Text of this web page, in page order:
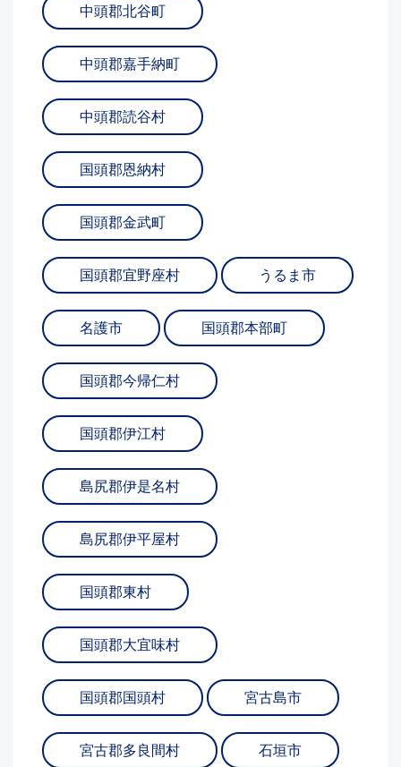
中頭郡北谷町
中頭郡嘉手納町
中頭郡読谷村
国頭郡恩納村
国頭郡金武町
国頭郡宜野座村 うるま市
名護市 国頭郡本部町
国頭郡今帰仁村
国頭郡伊江村
島尻郡伊是名村
島尻郡伊平屋村
国頭郡東村
国頭郡大宜味村
国頭郡国頭村 宮古島市
宮古郡多良間村 石垣市